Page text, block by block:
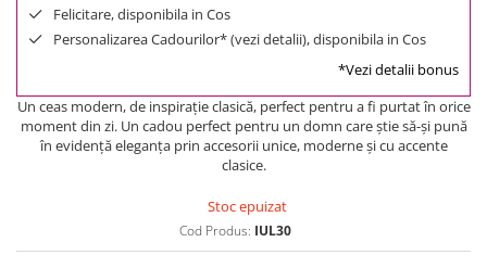
Felicitare, disponibila in Cos
Personalizarea Cadourilor* (vezi detalii), disponibila in Cos
*Vezi detalii bonus
Un ceas modern, de inspiraţie clasică, perfect pentru a fi purtat în orice
moment din zi. Un cadou perfect pentru un domn care ştie să-şi pună
în evidenţă eleganţa prin accesorii unice, moderne şi cu accente
clasice.
Stoc epuizat
Cod Produs: IUL30